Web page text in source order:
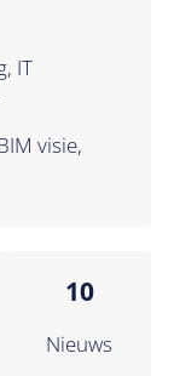
IT
visie,
10
Nieuws